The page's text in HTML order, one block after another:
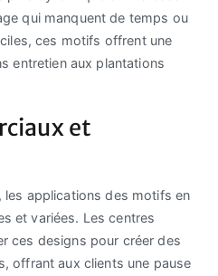
qui manquent de temps ou
ces motifs offrent une
entretien aux plantations
et
les applications des motifs en
et variées. Les centres
ces designs pour créer des
offrant aux clients une pause